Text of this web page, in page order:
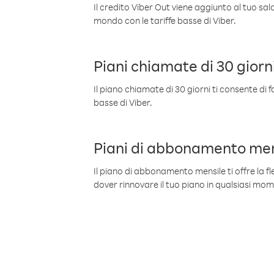
Il credito Viber Out viene aggiunto al tuo
mondo con le tariffe basse di Viber.
Piani chiamate di 30
Il piano chiamate di 30 giorni ti consente di
basse di Viber.
Piani di abbonamento
Il piano di abbonamento mensile ti offre la
dover rinnovare il tuo piano in qualsiasi